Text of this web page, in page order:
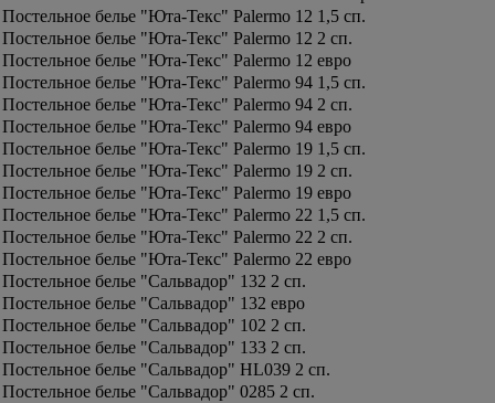
Постельное белье "Юта-Текс" Palermo 12 1,5 сп.
Постельное белье "Юта-Текс" Palermo 12 2 сп.
Постельное белье "Юта-Текс" Palermo 12 евро
Постельное белье "Юта-Текс" Palermo 94 1,5 сп.
Постельное белье "Юта-Текс" Palermo 94 2 сп.
Постельное белье "Юта-Текс" Palermo 94 евро
Постельное белье "Юта-Текс" Palermo 19 1,5 сп.
Постельное белье "Юта-Текс" Palermo 19 2 сп.
Постельное белье "Юта-Текс" Palermo 19 евро
Постельное белье "Юта-Текс" Palermo 22 1,5 сп.
Постельное белье "Юта-Текс" Palermo 22 2 сп.
Постельное белье "Юта-Текс" Palermo 22 евро
Постельное белье "Сальвадор" 132 2 сп.
Постельное белье "Сальвадор" 132 евро
Постельное белье "Сальвадор" 102 2 сп.
Постельное белье "Сальвадор" 133 2 сп.
Постельное белье "Сальвадор" HL039 2 сп.
Постельное белье "Сальвадор" 0285 2 сп.